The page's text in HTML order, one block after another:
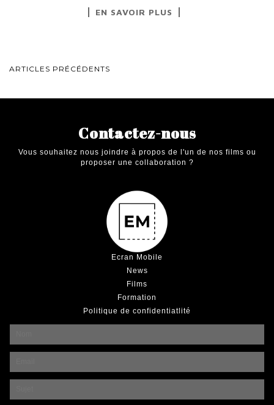
EN SAVOIR PLUS
NAVIGATION
SEIN
ARTICLES
ARTICLES PRÉCÉDENTS
Contactez-nous
Vous souhaitez nous joindre à propos de l'un de nos films ou
proposer une collaboration ?
Ecran Mobile
News
Films
Formation
Politique de confidentiatlité